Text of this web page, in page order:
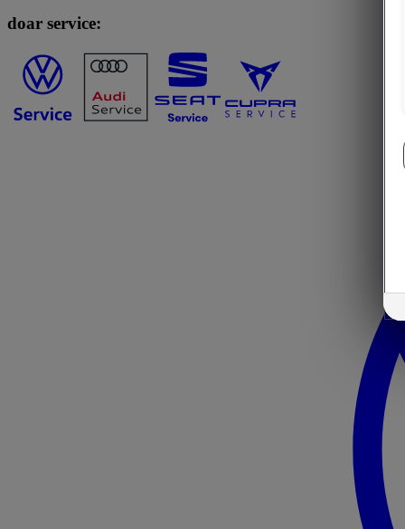
doar service: